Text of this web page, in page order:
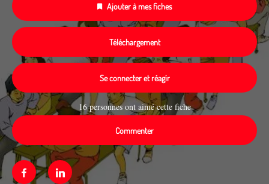
Ajouter à mes fiches
Téléchargement
Se connecter et réagir
16 personnes ont aimé cette fiche
Commenter
FacebookLinkedin